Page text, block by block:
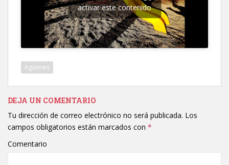
activar este contenido
Agüimes
DEJA UN COMENTARIO
Tu dirección de correo electrónico no será publicada. Los
campos obligatorios están marcados con *
Comentario